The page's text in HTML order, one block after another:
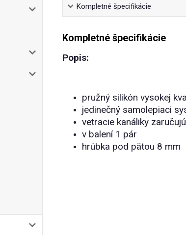
Kompletné špecifikácie
Kompletné špecifikácie
Popis:
pružný silikón vysokej
jedinečný samolepiaci
vetracie kanáliky
v balení 1 pár
hrúbka pod pätou 8 mm